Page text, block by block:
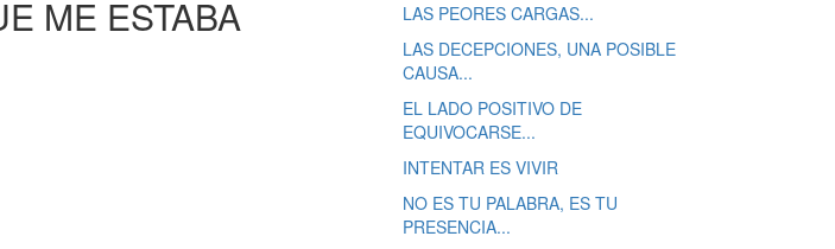
ME ESTABA
LAS PEORES CARGAS...
LAS DECEPCIONES, UNA POSIBLE
CAUSA...
EL LADO POSITIVO DE
EQUIVOCARSE...
INTENTAR ES VIVIR
NO ES TU PALABRA, ES TU
PRESENCIA...